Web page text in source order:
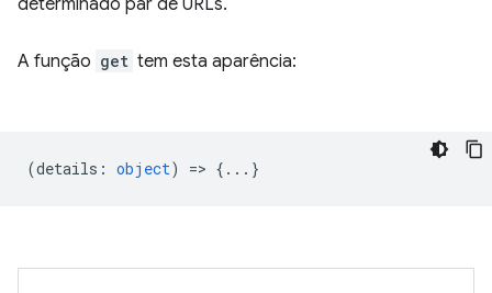
determinado par de URLs.
A função get tem esta aparência:
(details : object) => {...}